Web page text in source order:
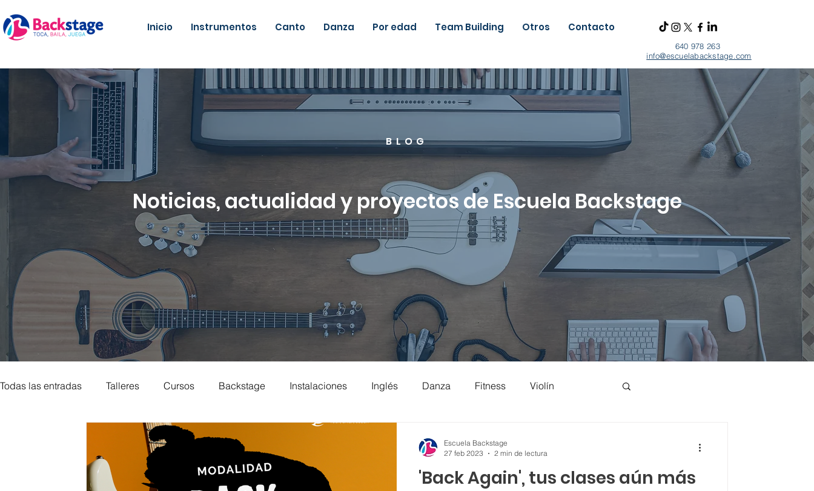
Inicio Instrumentos Canto Danza Por edad Team Building Otros Contacto
640 978 263
info@escuelabackstage.com
BLOG
Noticias, actualidad y proyectos de Escuela Backstage
Todas las entradas Talleres Cursos Backstage Instalaciones Inglés Danza Fitness Violín
Musicoterapia Teclado
Literatura
'Back Again', tus clases aún más
Escuela Backstage
27 feb 2023
2 min de lectura